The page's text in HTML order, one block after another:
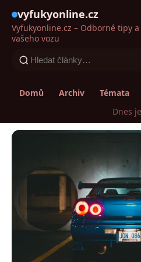
vyfukyonline.cz
Vyfukyonline.cz – Odborné tipy
vašeho vozu
Domů Archiv Témata
Dnes